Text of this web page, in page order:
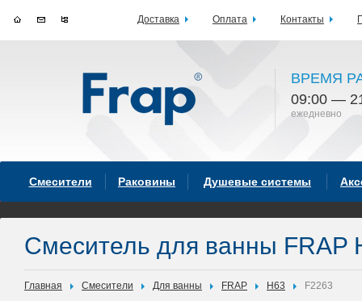
ВРЕМЯ
09:00 —
ежедневно
Смесители Раковины Душевые системы
Смеситель для ванны FRAP
Главная Смесители Для ванны FRAP H63 F2263
Доставка Оплата Контакты